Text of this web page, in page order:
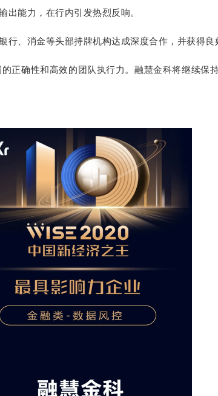
出能力，在行内引发热烈反响。
、消金等头部持牌机构达成深度合作，并获得良
正确性和高效的团队执行力。融慧金科将继续保